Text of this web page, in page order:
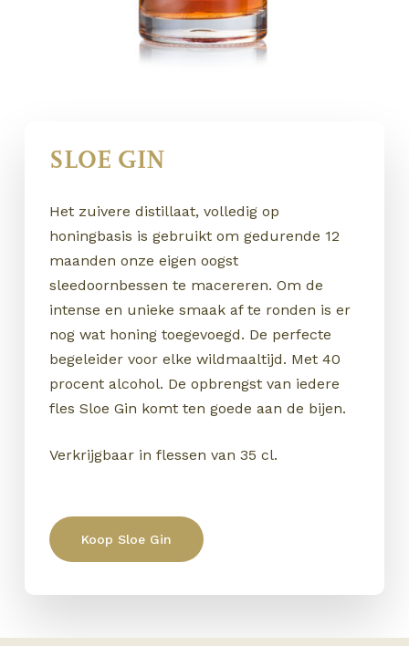
SLOE GIN
Het zuivere distillaat, volledig op
honingbasis is gebruikt om gedurende 12
maanden onze eigen oogst
sleedoornbessen te macereren. Om de
intense en unieke smaak af te ronden is er
nog wat honing toegevoegd. De perfecte
begeleider voor elke wildmaaltijd. Met 40
procent alcohol. De opbrengst van iedere
fles Sloe Gin komt ten goede aan de bijen.
Verkrijgbaar in flessen van 35 cl.
Koop Sloe Gin